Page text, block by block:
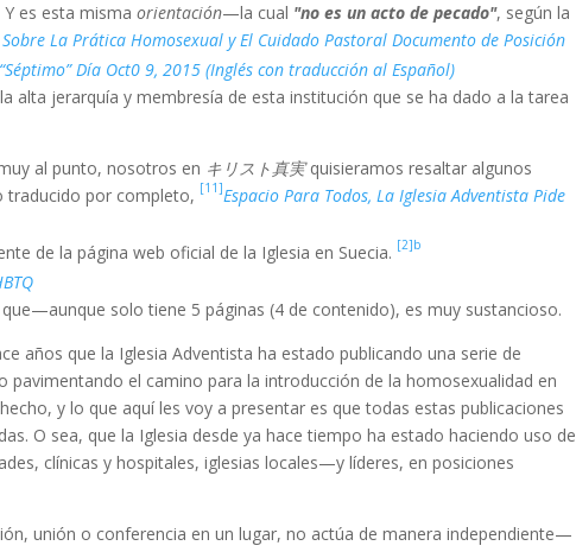
Y es esta mismaorientación—la cual "no es un acto de pecado", según la
La Prática Homosexual y El Cuidado Pastoral Documento de Posición
Día Oct0 9, 2015 (Inglés con traducción al Español)
alta jerarquía y membresía de esta institución que se ha dado a la tarea
al punto, nosotros en キリスト真実quisieramos resaltar algunos
traducido por completo, [11]Espacio Para Todos, La Iglesia Adventista Pide
de la página web oficial de la Iglesia en Suecia. [2]b
solo tiene 5 páginas (4 de contenido), es muy sustancioso.
años que la Iglesia Adventista ha estado publicando una serie de
el camino para la introducción de la homosexualidad en
y lo que aquí les voy a presentar es que todas estas publicaciones
O sea, que la Iglesia desde ya hace tiempo ha estado haciendo uso de
clínicas y hospitales, iglesias locales—y líderes, en posiciones
unión o conferencia en un lugar, no actúa de manera independiente—